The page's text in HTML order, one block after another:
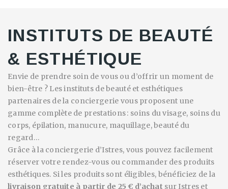
INSTITUTS DE BEAUTÉ
& ESTHÉTIQUE
Envie de prendre soin de vous ou d’offrir un moment de
bien-être ? Les instituts de beauté et esthétiques
partenaires de la conciergerie vous proposent une
gamme complète de prestations : soins du visage, soins du
corps, épilation, manucure, maquillage, beauté du
regard…
Grâce à la conciergerie d’Istres, vous pouvez facilement
réserver votre rendez-vous ou commander des produits
esthétiques. Si les produits sont éligibles, bénéficiez de la
livraison gratuite à partir de 25 € d’achat sur Istres et